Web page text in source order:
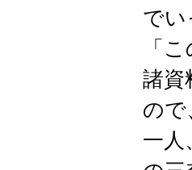
でい
「
諸資
ので
一人